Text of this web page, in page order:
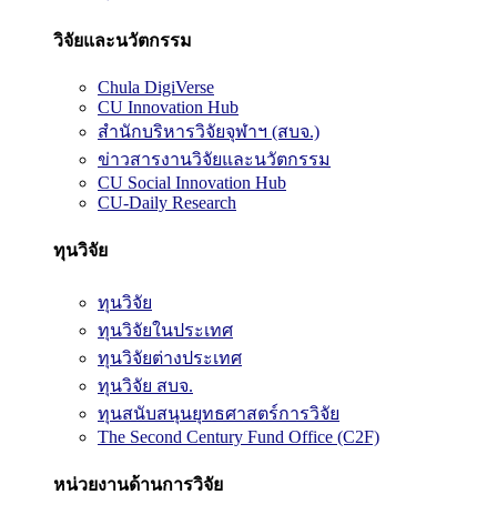
วิจัยและนวัตกรรม
Chula DigiVerse
CU Innovation Hub
สำนักบริหารวิจัยจุฬาฯ (สบจ.)
ข่าวสารงานวิจัยและนวัตกรรม
CU Social Innovation Hub
CU-Daily Research
ทุนวิจัย
ทุนวิจัย
ทุนวิจัยในประเทศ
ทุนวิจัยต่างประเทศ
ทุนวิจัย สบจ.
ทุนสนับสนุนยุทธศาสตร์การวิจัย
The Second Century Fund Office (C2F)
หน่วยงานด้านการวิจัย